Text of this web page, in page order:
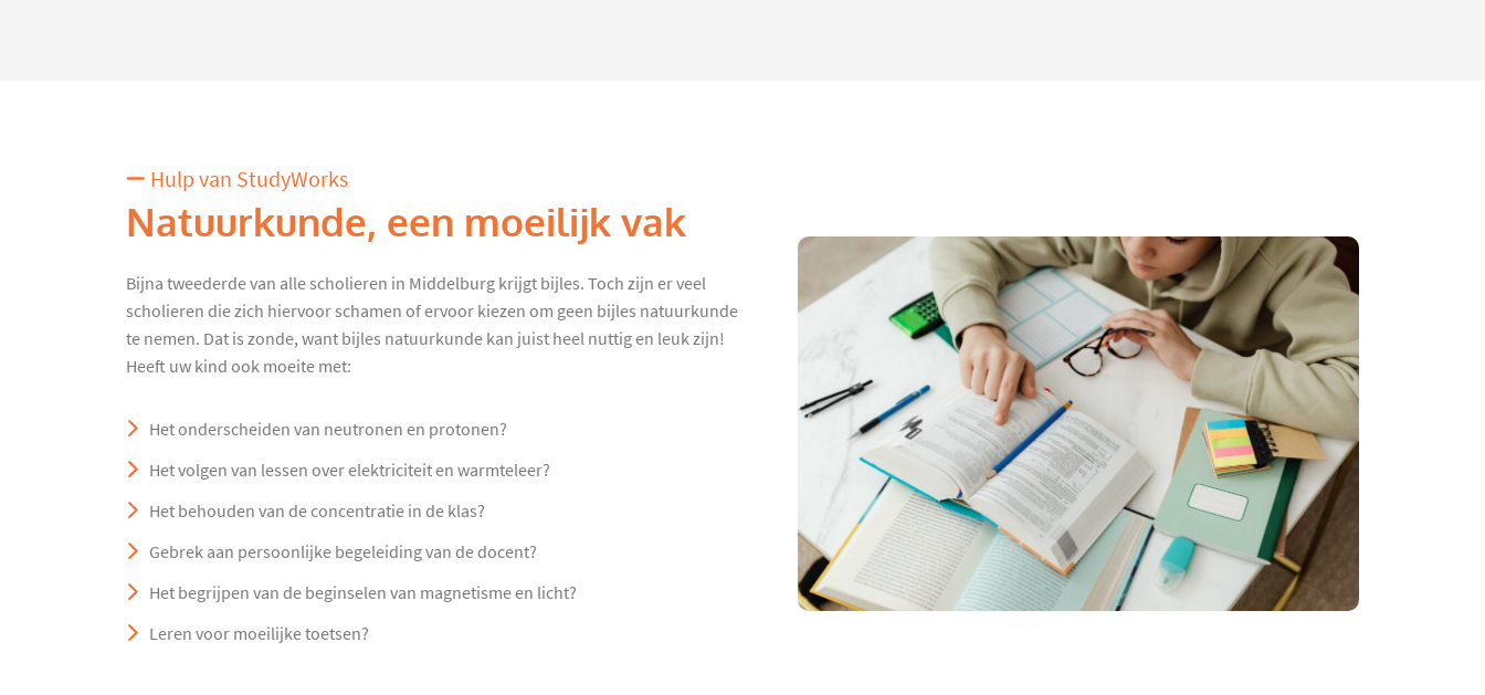
Hulp van StudyWorks
Natuurkunde, een moeilijk vak
Bijna tweederde van alle scholieren in Middelburg krijgt bijles. Toch zijn er veel
scholieren die zich hiervoor schamen of ervoor kiezen om geen bijles natuurkunde
te nemen. Dat is zonde, want bijles natuurkunde kan juist heel nuttig en leuk zijn!
Heeft uw kind ook moeite met:
Het onderscheiden van neutronen en protonen?
Het volgen van lessen over elektriciteit en warmteleer?
Het behouden van de concentratie in de klas?
Gebrek aan persoonlijke begeleiding van de docent?
Het begrijpen van de beginselen van magnetisme en licht?
Leren voor moeilijke toetsen?